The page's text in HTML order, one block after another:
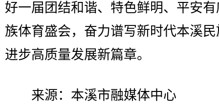
好一届团结和谐、特色鲜明、平安
族体育盛会，奋力谱写新时代本溪
进步高质量发展新篇章。
来源：本溪市融媒体中心